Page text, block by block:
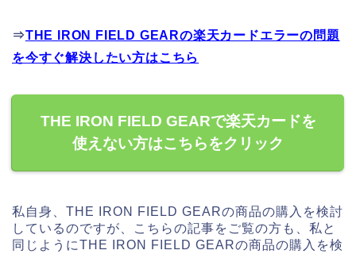
⇒THE IRON FIELD GEARの楽天カードエラーの問題
を今すぐ解決したい方はこちら
THE IRON FIELD GEARで楽天カードを
使えない方はこちらをクリック
私自身、THE IRON FIELD GEARの商品の購入を検討
しているのですが、こちらの記事をご覧の方も、私と
同じようにTHE IRON FIELD GEARの商品の購入を検